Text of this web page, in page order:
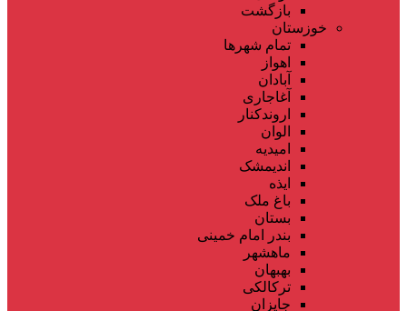
بازگشت
خوزستان
تمام شهر‌ها
اهواز
آبادان
آغاجاری
اروندکنار
الوان
امیدیه
اندیمشک
ایذه
باغ ملک
بستان
بندر امام خمینی
ماهشهر
بهبهان
ترکالکی
جایزان